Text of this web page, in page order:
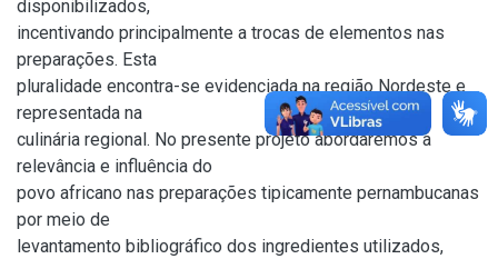
disponibilizados,
incentivando principalmente a trocas de elementos nas
preparações. Esta
pluralidade encontra-se evidenciada na região Nordeste e
representada na
culinária regional. No presente projeto abordaremos a
relevância e influência do
povo africano nas preparações tipicamente pernambucanas
por meio de
levantamento bibliográfico dos ingredientes utilizados,